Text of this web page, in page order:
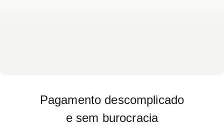
Pagamento descomplicado
e sem burocracia